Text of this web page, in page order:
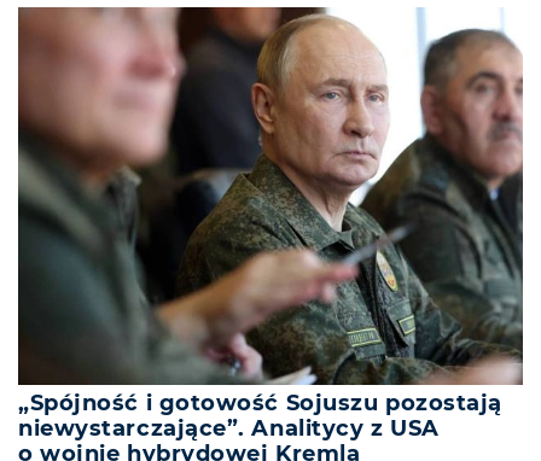
„Spójność i gotowość Sojuszu pozostają
niewystarczające”. Analitycy z USA
o wojnie hybrydowej Kremla